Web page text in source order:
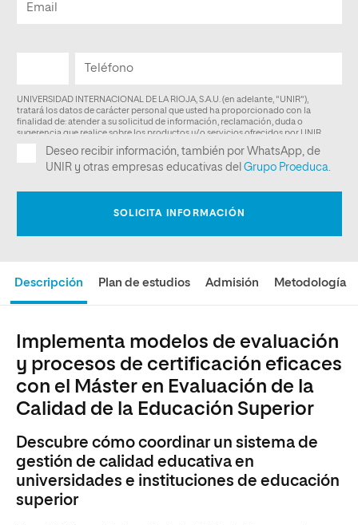
Descripción Plan de estudios Admisión Metodología
Implementa modelos de evaluación
y procesos de certificación eficaces
con el Máster en Evaluación de la
Calidad de la Educación Superior
Descubre cómo coordinar un sistema de
gestión de calidad educativa en
universidades e instituciones de educación
superior